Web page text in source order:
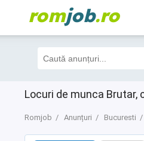
romjob.ro
Locuri de munca
Romjob Anunțuri Bucuresti
Filtre 3 Toate
37